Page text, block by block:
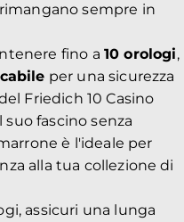
sempre in
fino a 10 orologi,
per una sicurezza
Friedich 10 Casino
suo fascino senza
è l'ideale per
alla tua collezione di
assicuri una lunga